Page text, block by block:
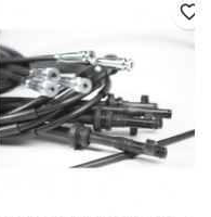
favorite_border